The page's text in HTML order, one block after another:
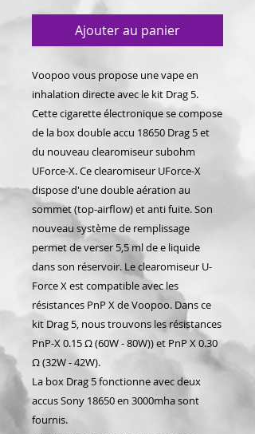
Ajouter au panier
Voopoo vous propose une vape en
inhalation directe avec le kit Drag 5.
Cette cigarette électronique se compose
de la box double accu 18650 Drag 5 et
du nouveau clearomiseur subohm
UForce-X. Ce clearomiseur UForce-X
dispose d'une double aération au
sommet (top-airflow) et anti fuite. Son
nouveau système de remplissage
permet de verser 5,5 ml de e liquide
dans son réservoir. Le clearomiseur U-
Force X est compatible avec les
résistances PnP X de Voopoo. Dans ce
kit Drag 5, nous trouvons les résistances
PnP-X 0.15 Ω (60W - 80W)) et PnP X 0.30
Ω (32W - 42W).
La box Drag 5 fonctionne avec deux
accus Sony 18650 en 3000mha sont
fournis.